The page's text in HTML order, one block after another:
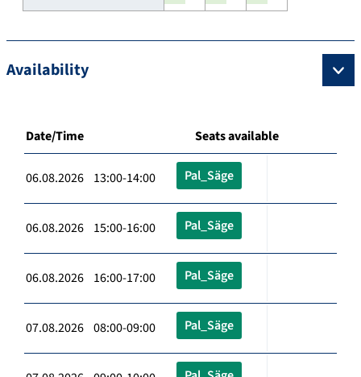
Availability
Date/Time Seats available
06.08.2026 13:00-14:00 Pal_Säge
06.08.2026 15:00-16:00 Pal_Säge
06.08.2026 16:00-17:00 Pal_Säge
07.08.2026 08:00-09:00 Pal_Säge